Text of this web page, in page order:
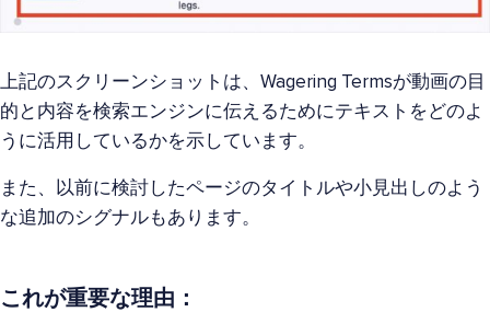
上記のスクリーンショットは、Wagering Termsが動画の目
的と内容を検索エンジンに伝えるためにテキストをどのよ
うに活用しているかを示しています。
また、以前に検討したページのタイトルや小見出しのよう
な追加のシグナルもあります。
これが重要な理由：